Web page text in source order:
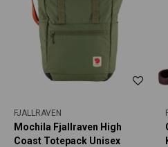
FJALLRAVEN
Mochila Fjallraven High
Coast Totepack Unisex